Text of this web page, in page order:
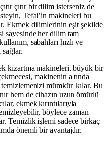
çıtır bir dilim isterseniz de
Tefal’in makineleri bu
Ekmek dilimlerinin eşit şekilde
sayesinde her dilim tam
sabahları hızlı ve
sağlar.
kızartma makineleri, büyük bir
makinenin altında
temizlemenizi mümkün kılar. Bu
hem de cihazın uzun ömürlü
ekmek kırıntılarıyla
böylece zaman
Temizlik işlemi sadece birkaç
önemli bir avantajdır.